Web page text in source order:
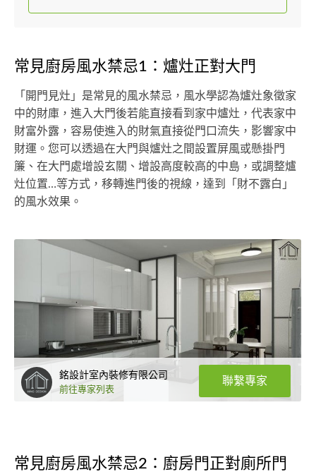
常見廚房風水禁忌1：爐灶正對大門
「開門見灶」是常見的風水禁忌，風水學認為爐灶象徵家
中的財庫，進入大門後若能直接看到家中爐灶，代表家中
財富外露，容易使進入的財氣直接從門口流失，影響家中
財運。您可以透過在大門與爐灶之間設置屏風或懸掛門
簾、在大門處增設玄關、增設高度較高的中島，或調整爐
灶位置…等方式，移轉進門後的視線，達到「財不露白」
的風水效果。
銘設計室內裝修有限公司
前往專家列表
聯繫專家
常見廚房風水禁忌2：廚房門正對廁所門